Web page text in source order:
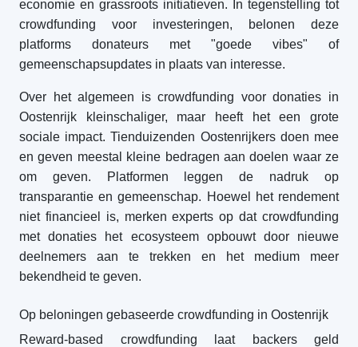
economie en grassroots initiatieven. In tegenstelling tot
crowdfunding voor investeringen, belonen deze
platforms donateurs met "goede vibes" of
gemeenschapsupdates in plaats van interesse.
Over het algemeen is crowdfunding voor donaties in
Oostenrijk kleinschaliger, maar heeft het een grote
sociale impact. Tienduizenden Oostenrijkers doen mee
en geven meestal kleine bedragen aan doelen waar ze
om geven. Platformen leggen de nadruk op
transparantie en gemeenschap. Hoewel het rendement
niet financieel is, merken experts op dat crowdfunding
met donaties het ecosysteem opbouwt door nieuwe
deelnemers aan te trekken en het medium meer
bekendheid te geven.
Op beloningen gebaseerde crowdfunding in Oostenrijk
Reward-based crowdfunding laat backers geld